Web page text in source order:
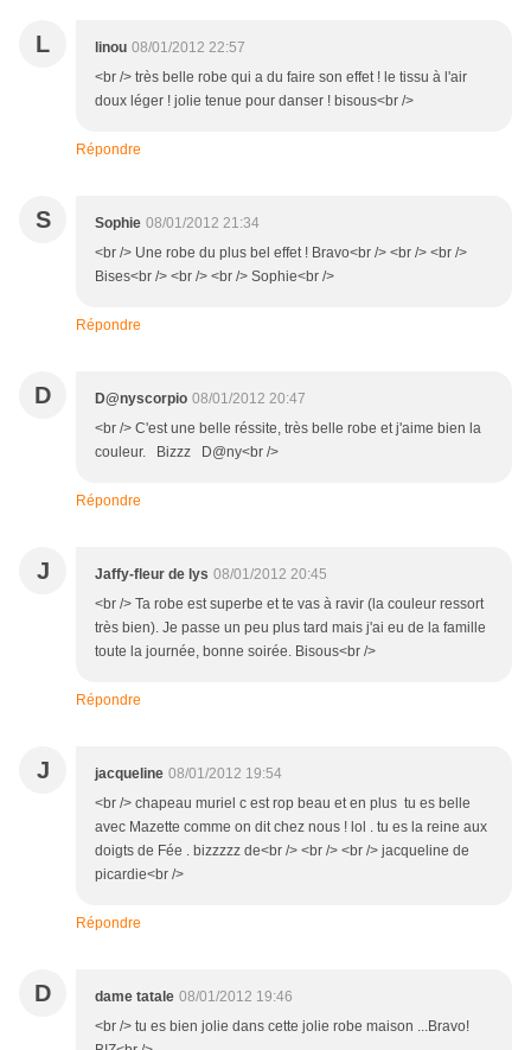
L linou 08/01/2012 22:57
<br /> très belle robe qui a du faire son effet ! le tissu à l'air
doux léger ! jolie tenue pour danser ! bisous<br />
Répondre
S Sophie 08/01/2012 21:34
<br /> Une robe du plus bel effet ! Bravo<br /> <br /> <br />
Bises<br /> <br /> <br /> Sophie<br />
Répondre
D D@nyscorpio 08/01/2012 20:47
<br /> C'est une belle réssite, très belle robe et j'aime bien la
couleur. Bizzz D@ny<br />
Répondre
J Jaffy-fleur de lys 08/01/2012 20:45
<br /> Ta robe est superbe et te vas à ravir (la couleur ressort
très bien). Je passe un peu plus tard mais j'ai eu de la famille
toute la journée, bonne soirée. Bisous<br />
Répondre
J jacqueline 08/01/2012 19:54
<br /> chapeau muriel c est rop beau et en plus tu es belle
avec Mazette comme on dit chez nous ! lol . tu es la reine aux
doigts de Fée . bizzzzz de<br /> <br /> <br /> jacqueline de
picardie<br />
Répondre
D dame tatale 08/01/2012 19:46
<br /> tu es bien jolie dans cette jolie robe maison ...Bravo!